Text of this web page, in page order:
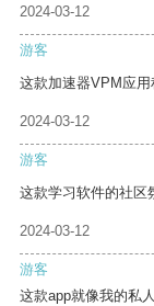
2024-03-12
游客
这款加速器VPM应用
2024-03-12
游客
这款学习软件的社区
2024-03-12
游客
这款app就像我的私